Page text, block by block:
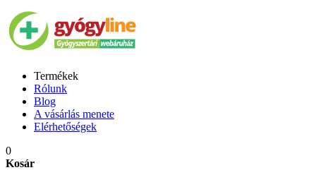
Termékek
Rólunk
Blog
A vásárlás menete
Elérhetőségek
0
Kosár